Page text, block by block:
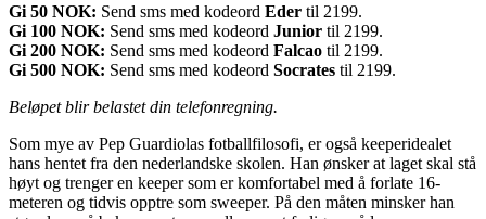
Gi 50 NOK: Send sms med kodeord Eder til 2199.
Gi 100 NOK: Send sms med kodeord Junior til 2199.
Gi 200 NOK: Send sms med kodeord Falcao til 2199.
Gi 500 NOK: Send sms med kodeord Socrates til 2199.
Beløpet blir belastet din telefonregning.
Som mye av Pep Guardiolas fotballfilosofi, er også keeperidealet
hans hentet fra den nederlandske skolen. Han ønsker at laget skal stå
høyt og trenger en keeper som er komfortabel med å forlate 16-
meteren og tidvis opptre som sweeper. På den måten minsker han